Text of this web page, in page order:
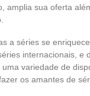
amplia sua oferta
a séries se
internacionais, e
variedade de
os amantes de